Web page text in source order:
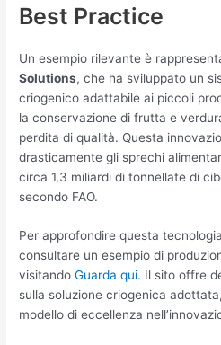
Best Practice
Un esempio rilevante è
Solutions, che ha sviluppato un
criogenico adattabile ai piccoli
la conservazione di frutta e
perdita di qualità. Questa
drasticamente gli sprechi
circa1,3 miliardi di tonnellate di
secondo FAO.
Per approfondire questa
consultare un esempio di
visitandoGuarda qui. Il sito offre
sulla soluzione criogenica
modello di eccellenza